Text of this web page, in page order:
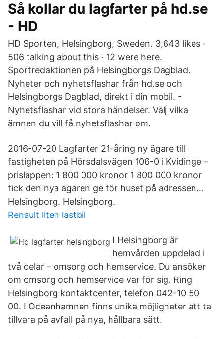
Så kollar du lagfarter på hd.se
- HD
HD Sporten, Helsingborg, Sweden. 3,643 likes ·
506 talking about this · 12 were here.
Sportredaktionen på Helsingborgs Dagblad.
Nyheter och nyhetsflashar från hd.se och
Helsingborgs Dagblad, direkt i din mobil. -
Nyhetsflashar vid stora händelser. Välj vilka
ämnen du vill få nyhetsflashar om.
2016-07-20 Lagfarter 21-åring ny ägare till
fastigheten på Hörsdalsvägen 106-0 i Kvidinge –
prislappen: 1 800 000 kronor 1 800 000 kronor
fick den nya ägaren ge för huset på adressen…
Helsingborg. Helsingborg.
Renault liten lastbil
I Helsingborg är
hemvården uppdelad i
två delar – omsorg och hemservice. Du ansöker
om omsorg och hemservice var för sig. Ring
Helsingborg kontaktcenter, telefon 042-10 50
00. I Oceanhamnen finns unika möjligheter att ta
tillvara på avfall på nya, hållbara sätt.